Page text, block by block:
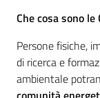
Che cosa sono
Persone fisiche,
di ricerca e
ambientale